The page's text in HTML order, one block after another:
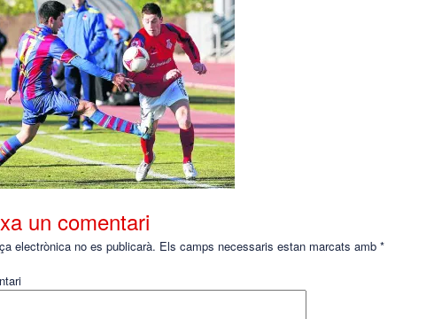
un comentari
electrònica no es publicarà. Els camps necessaris estan marcats amb *